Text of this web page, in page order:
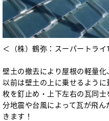
＜（株）鶴弥：スーパートラ
壁土の撤去により屋根の軽量化、
以前は壁土の上に乗せるよう
枚を釘止め・上下左右の瓦同
分地震や台風によって瓦が飛
きます！